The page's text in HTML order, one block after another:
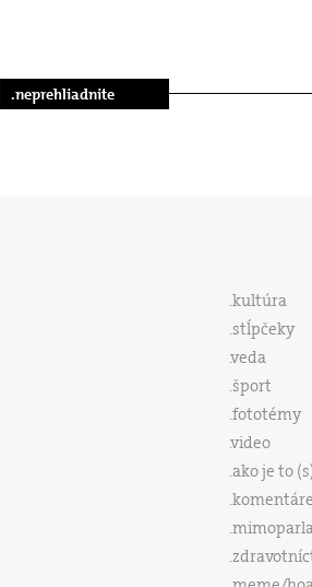
.neprehliadnite
kultúra
stĺpčeky
veda
šport
fototémy
video
ako je to